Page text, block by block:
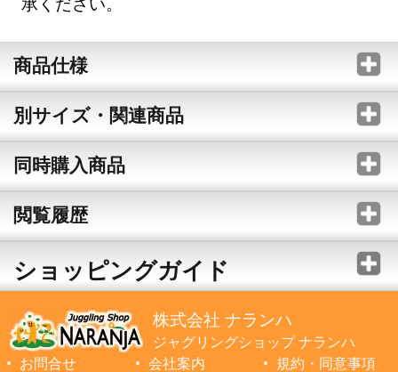
商品仕様
別サイズ・関連商品
同時購入商品
閲覧履歴
ショッピングガイド
株式会社 ナランハ
ジャグリングショップ ナランハ
お問合せ
会社案内 規約・同意事項